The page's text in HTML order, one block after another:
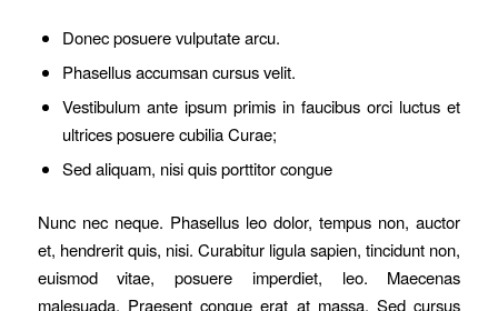
Donec posuere vulputate arcu.
Phasellus accumsan cursus velit.
Vestibulum ante ipsum primis in faucibus orci luctus et
ultrices posuere cubilia Curae;
Sed aliquam, nisi quis porttitor congue
Nunc nec neque. Phasellus leo dolor, tempus non, auctor
et, hendrerit quis, nisi. Curabitur ligula sapien, tincidunt non,
euismod vitae, posuere imperdiet, leo. Maecenas
malesuada. Praesent congue erat at massa. Sed cursus